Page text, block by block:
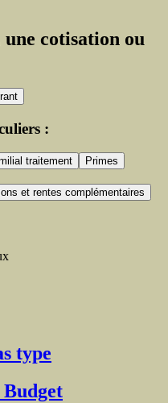
cotisation ou
:
traitement Primes
et rentes complémentaires
type
Budget